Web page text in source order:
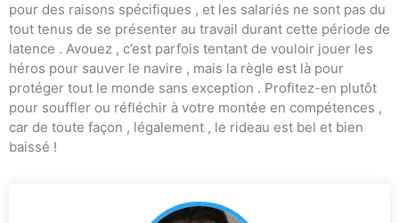
pour des raisons spécifiques , et les salariés ne sont pas du
tout tenus de se présenter au travail durant cette période de
latence . Avouez , c’est parfois tentant de vouloir jouer les
héros pour sauver le navire , mais la règle est là pour
protéger tout le monde sans exception . Profitez-en plutôt
pour souffler ou réfléchir à votre montée en compétences ,
car de toute façon , légalement , le rideau est bel et bien
baissé !